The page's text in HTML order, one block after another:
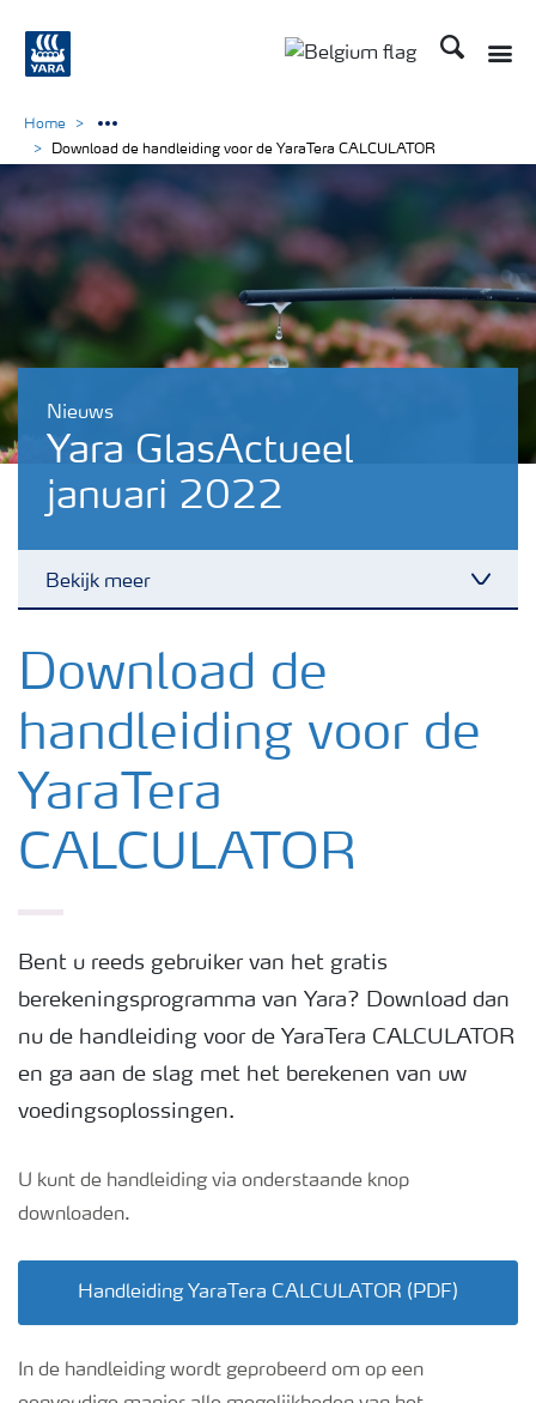
Zoek op
Nieuws
Yara GlasActueel
januari 2022
Bekijk meer
Nieuwsbrieven
Gewassen
Meststoffen
Grow the future
Meststoffen veiligheid
Podcasts
Webinars
Home
Download de handleiding voor de YaraTera CALCULATOR
Download de
handleiding voor de
YaraTera
CALCULATOR
Bent u reeds gebruiker van het gratis
berekeningsprogramma van Yara? Download dan
nu de handleiding voor de YaraTera CALCULATOR
en ga aan de slag met het berekenen van uw
voedingsoplossingen.
U kunt de handleiding via onderstaande knop
downloaden.
Handleiding YaraTera CALCULATOR (PDF)
In de handleiding wordt geprobeerd om op een